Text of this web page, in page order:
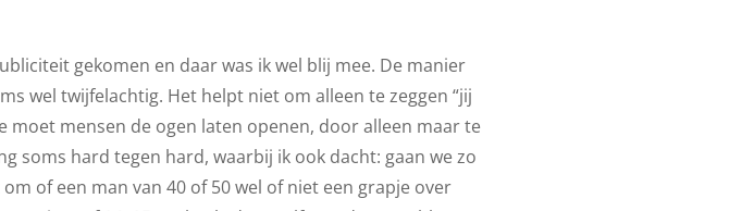
gekomen en daar was ik wel blij mee. De manier
wel twijfelachtig. Het helpt niet om alleen te zeggen “jij
moet mensen de ogen laten openen, door alleen maar te
soms hard tegen hard, waarbij ik ook dacht: gaan we zo
of een man van 40 of 50 wel of niet een grapje over